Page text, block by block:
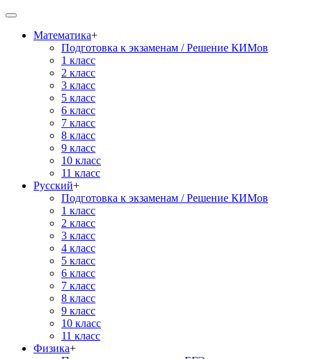
Математика+
Подготовка к экзаменам / Решение КИМов
1 класс
2 класс
3 класс
5 класс
6 класс
7 класс
8 класс
9 класс
10 класс
11 класс
Русский+
Подготовка к экзаменам / Решение КИМов
1 класс
2 класс
3 класс
4 класс
5 класс
6 класс
7 класс
8 класс
9 класс
10 класс
11 класс
Физика+